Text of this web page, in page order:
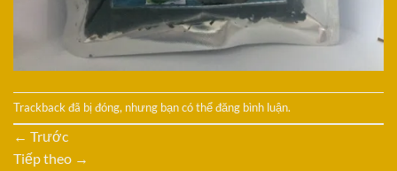
Trackback đã bị đóng, nhưng bạn có thểđăng bình luận.
← Trước
Tiếp theo →